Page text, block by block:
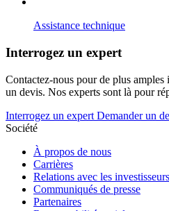
Assistance technique
Interrogez un expert
Contactez-nous pour de plus
un devis. Nos experts sont là pour
Interrogez un expert Demander un
Société
À propos de nous
Carrières
Relations avec les investisseurs
Communiqués de presse
Partenaires